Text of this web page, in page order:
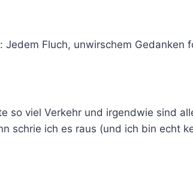
Fluch, unwirschem Gedanken
so viel Verkehr und irgendwie sind
schrie ich es raus (und ich bin echt